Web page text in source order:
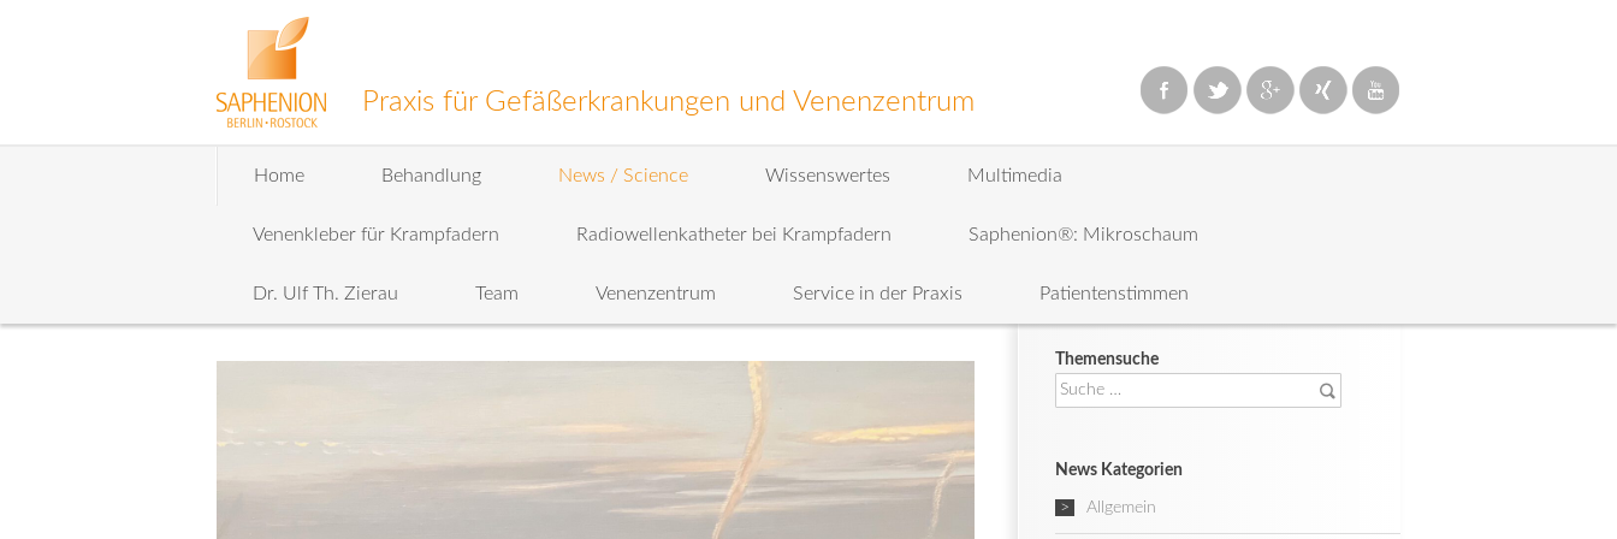
Praxis für Gefäßerkrankungen und Venenzentrum
Home Behandlung News / Science Wissenswertes Multimedia
Venenkleber für Krampfadern Radiowellenkatheter bei Krampfadern Saphenion®: Mikroschaum
Dr. Ulf Th. Zierau Team Venenzentrum Service in der Praxis Patientenstimmen
Themensuche
Suche
nach:
News Kategorien
Allgemein